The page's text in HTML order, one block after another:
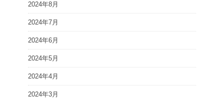
2024年8月
2024年7月
2024年6月
2024年5月
2024年4月
2024年3月